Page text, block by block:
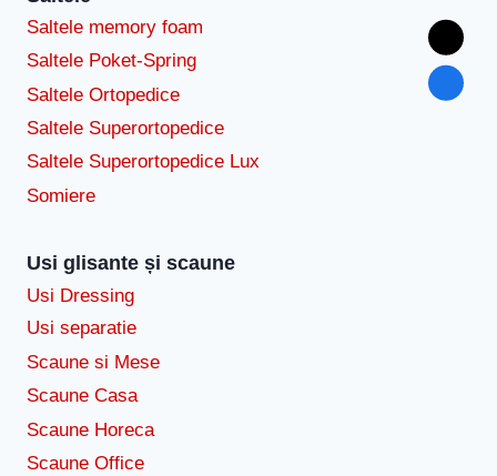
Saltele memory foam
Saltele Poket-Spring
Saltele Ortopedice
Saltele Superortopedice
Saltele Superortopedice Lux
Somiere
Usi glisante și scaune
Usi Dressing
Usi separatie
Scaune si Mese
Scaune Casa
Scaune Horeca
Scaune Office